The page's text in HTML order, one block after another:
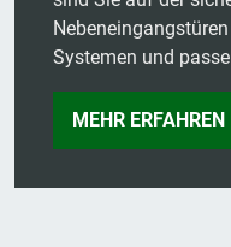
Systemen und
MEHR ERFAHREN